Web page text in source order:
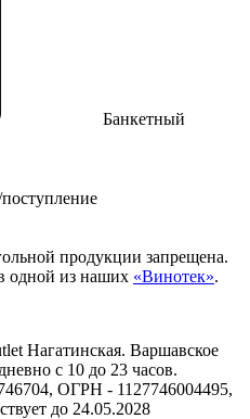
Банкетный
продукции запрещена.
одной из наших «Винотек».
Нагатинская. Варшавское
с 10 до 23 часов.
ОГРН - 1127746004495,
до 24.05.2028